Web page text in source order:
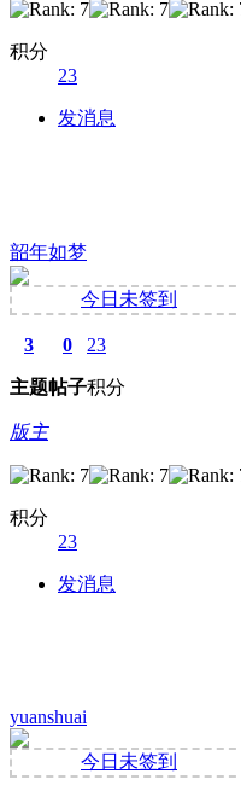
积分
23
发消息
韶年如梦
今日未签到
3
主题
0
帖子
23
积分
版主
积分
23
发消息
yuanshuai
今日未签到